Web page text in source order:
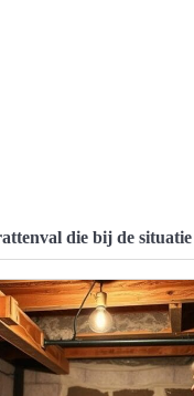
die bij de situatie